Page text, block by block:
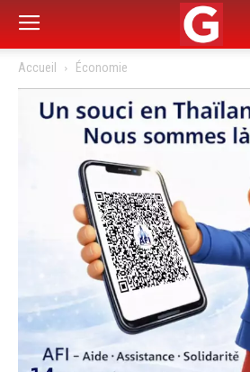
Accueil Économie